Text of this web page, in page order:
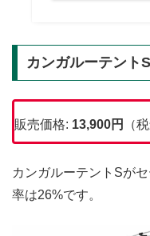
カンガルーテントS
販売価格: 13,900円 （
カンガルーテントSが
率は26%です。